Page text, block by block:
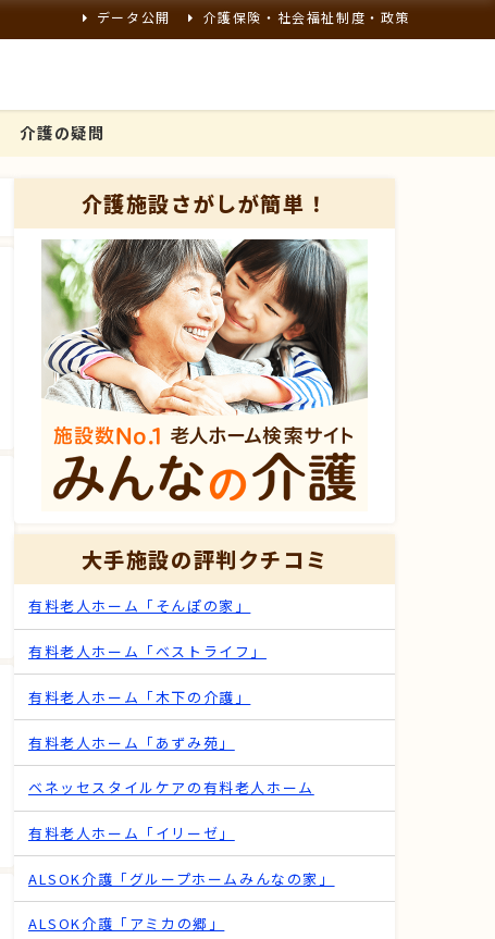
データ公開 介護保険・社会福祉制度・政策
介護の疑問
介護施設さがしが簡単！
大手施設の評判クチコミ
有料老人ホーム「そんぽの家」
有料老人ホーム「ベストライフ」
有料老人ホーム「木下の介護」
有料老人ホーム「あずみ苑」
ベネッセスタイルケアの有料老人ホーム
有料老人ホーム「イリーゼ」
ALSOK介護「グループホームみんなの家」
ALSOK介護「アミカの郷」